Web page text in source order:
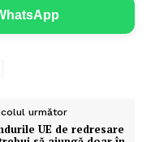
următor
UE de redresare